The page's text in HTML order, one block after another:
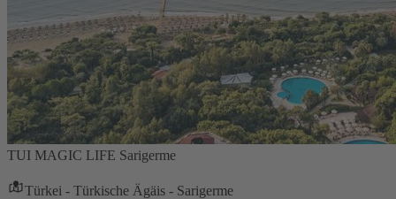
TUI MAGIC LIFE Sarigerme
Türkei - Türkische Ägäis - Sarigerme